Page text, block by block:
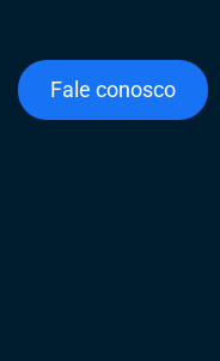
Fale conosco